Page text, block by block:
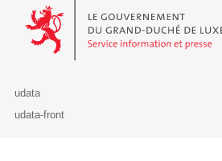
Le Gouvernement du Grand-Duché de
udata
udata-front